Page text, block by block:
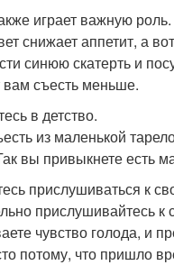
играет важную роль.
снижает аппетит, а
синюю скатерть и
съесть меньше.
в детство.
из маленькой
вы привыкнете есть
прислушиваться к
прислушивайтесь к
чувство голода, и
потому, что пришло